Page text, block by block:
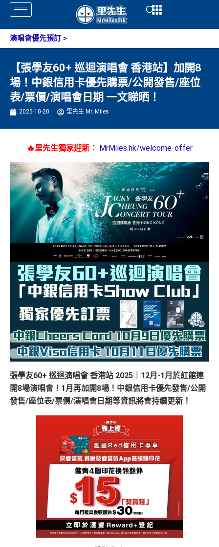
Skip
content
Open
演唱會優先預訂 >
【張學友60+ 巡迴演唱會 香港站】加開8
場！中銀信用卡優先購票/公開發售/座位
表/票價/演唱會日期 一文睇晒！
2025-10-20 里先生 Mr. Miles
🔥里先生獨家迎新： MrMiles.hk/welcome-offer
張學友60+ 巡迴演唱會 香港站 2025｜12月-1月於紅館連
開8場演唱會！1月再加開8場！中銀信用卡優先發售/公開
發售/座位表/票價/演唱會日期等資訊將會持續更新！